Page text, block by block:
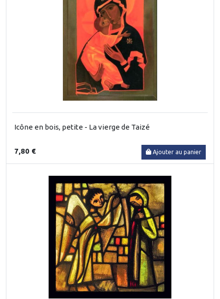
Icône en bois, petite - La vierge de Taizé
7,80 € Ajouter au panier